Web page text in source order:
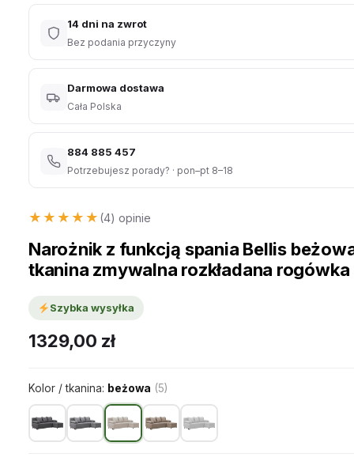
14 dni na zwrot
Bez podania przyczyny
Darmowa dostawa
Cała Polska
884 885 457
Potrzebujesz porady? · pon–pt 8–18
★★★★★
★★★★★ (4) opinie
Narożnik z funkcją spania Bellis
tkanina zmywalna rozkładana rogówka
Szybka wysyłka
1329,00 zł
Kolor / tkanina: beżowa (5)